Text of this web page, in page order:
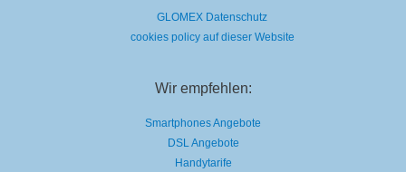
GLOMEX Datenschutz
cookies policy auf dieser Website
Wir empfehlen:
Smartphones Angebote
DSL Angebote
Handytarife